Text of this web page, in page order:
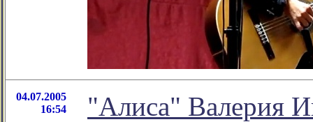
04.07.2005
16:54
"Алиса" Валерия